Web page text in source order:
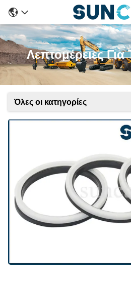
Λεπτομέρειες
Όλες οι κατηγορίες